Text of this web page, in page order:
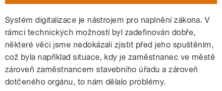
Systém digitalizace je nástrojem pro naplnění zákona. V
rámci technických možností byl zadefinován dobře,
některé věci jsme nedokázali zjistit před jeho spuštěním,
což byla například situace, kdy je zaměstnanec ve městě
zároveň zaměstnancem stavebního úřadu a zároveň
dotčeného orgánu, to nám dělalo problémy.